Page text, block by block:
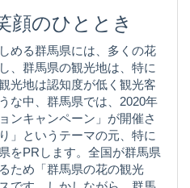
顔のひととき
める群馬県には、多くの花
、群馬県の観光地は、特に
光地は認知度が低く観光客
な中、群馬県では、2020年
ンキャンペーン」が開催さ
」というテーマの元、特に
をPRします。全国が群馬県
ため「群馬県の花の観光